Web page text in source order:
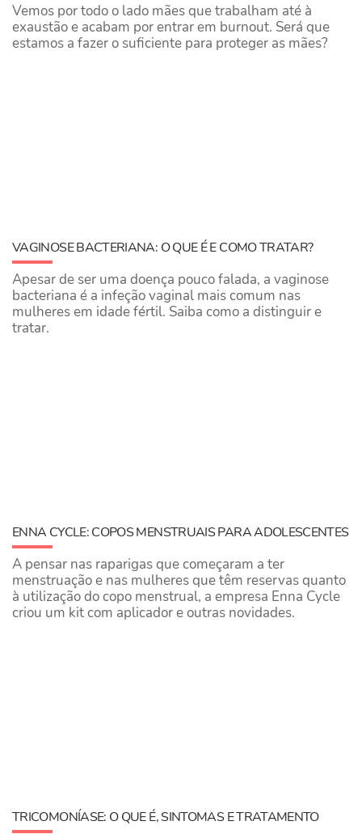
Vemos por todo o lado mães que trabalham até à
exaustão e acabam por entrar em burnout. Será que
estamos a fazer o suficiente para proteger as mães?
VAGINOSE BACTERIANA: O QUE É E COMO TRATAR?
Apesar de ser uma doença pouco falada, a vaginose
bacteriana é a infeção vaginal mais comum nas
mulheres em idade fértil. Saiba como a distinguir e
tratar.
ENNA CYCLE: COPOS MENSTRUAIS PARA ADOLESCENTES
A pensar nas raparigas que começaram a ter
menstruação e nas mulheres que têm reservas quanto
à utilização do copo menstrual, a empresa Enna Cycle
criou um kit com aplicador e outras novidades.
TRICOMONÍASE: O QUE É, SINTOMAS E TRATAMENTO